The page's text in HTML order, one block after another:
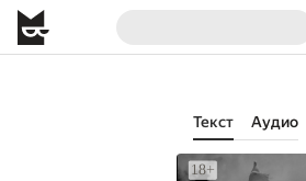
Текст Аудио